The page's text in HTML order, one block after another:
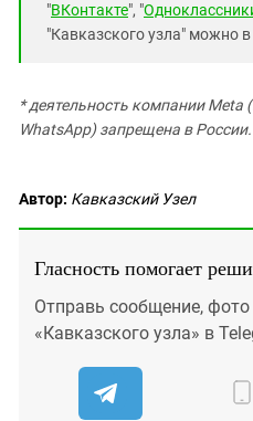
"ВКонтакте", "
"Кавказского узла" можно в
* деятельность компании Meta
WhatsApp) запрещена в России.
Автор: Кавказский Узел
Гласность помогает
Отправь сообщение, фото
«Кавказского узла» в